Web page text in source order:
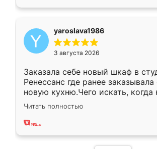
yaroslava1986
3 августа 2026
Заказала себе новый шкаф в
Ренессанс где ранее заказывала
новую кухню.Чего искать, когда
вполне довольна. Служит кухня
два года, нареканий нет.
Читать полностью